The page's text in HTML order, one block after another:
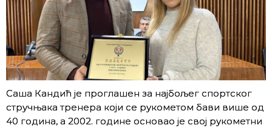
Саша Кандић је проглашен за најбољег спортског
стручњака тренера који се рукометом бави више од
40 година, а 2002. године основао је свој рукометни